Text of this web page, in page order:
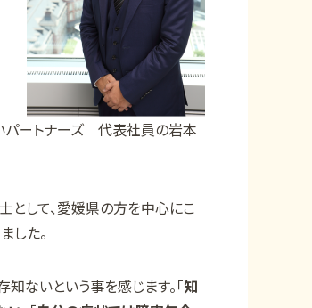
パートナーズ 代表社員の岩本
して、愛媛県の方を中心にこ
した。
ないという事を感じます。「知